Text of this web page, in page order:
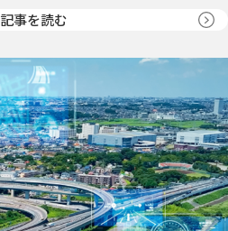
記事を読む